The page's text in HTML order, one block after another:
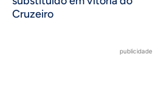
Cruzeiro
publicidade